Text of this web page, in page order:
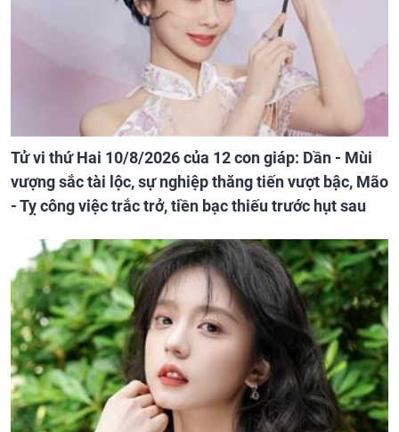
Tử vi thứ Hai 10/8/2026 của 12 con giáp: Dần - Mùi
vượng sắc tài lộc, sự nghiệp thăng tiến vượt bậc, Mão
- Tỵ công việc trắc trở, tiền bạc thiếu trước hụt sau